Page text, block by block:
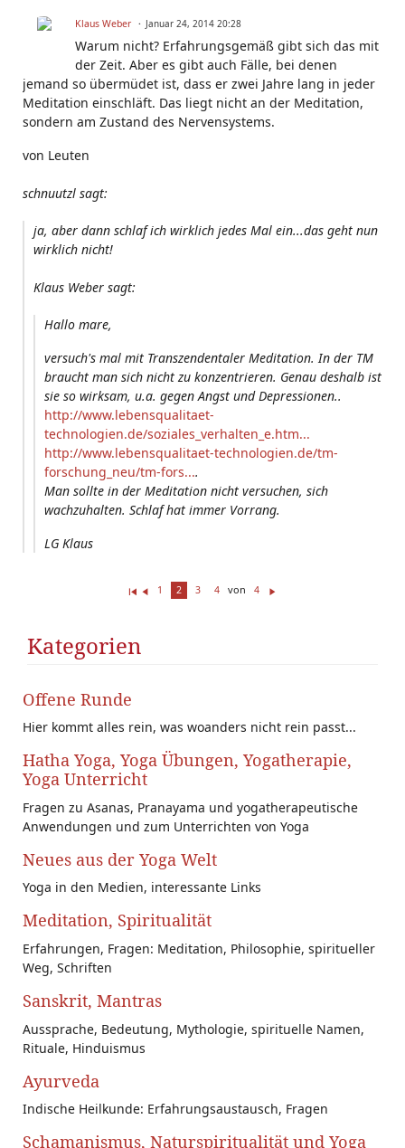
Klaus Weber Januar 24, 2014 20:28
Warum nicht? Erfahrungsgemäß gibt sich das mit
der Zeit. Aber es gibt auch Fälle, bei denen
jemand so übermüdet ist, dass er zwei Jahre lang in jeder
Meditation einschläft. Das liegt nicht an der Meditation,
sondern am Zustand des Nervensystems.
von Leuten
schnuutzl sagt:
ja, aber dann schlaf ich wirklich jedes Mal ein...das geht nun
wirklich nicht!
Klaus Weber sagt:
Hallo mare,
versuch's mal mit Transzendentaler Meditation. In der TM
braucht man sich nicht zu konzentrieren. Genau deshalb ist
sie so wirksam, u.a. gegen Angst und Depressionen..
http://www.lebensqualitaet-
technologien.de/soziales_verhalten_e.htm...
http://www.lebensqualitaet-technologien.de/tm-
forschung_neu/tm-fors....
Man sollte in der Meditation nicht versuchen, sich
wachzuhalten. Schlaf hat immer Vorrang.
LG Klaus
r/ ck
1 2 3 4 von 4
Kategorien
Offene Runde
Hier kommt alles rein, was woanders nicht rein passt...
Hatha Yoga, Yoga Übungen, Yogatherapie,
Yoga Unterricht
Fragen zu Asanas, Pranayama und yogatherapeutische
Anwendungen und zum Unterrichten von Yoga
Neues aus der Yoga Welt
Yoga in den Medien, interessante Links
Meditation, Spiritualität
Erfahrungen, Fragen: Meditation, Philosophie, spiritueller
Weg, Schriften
Sanskrit, Mantras
Aussprache, Bedeutung, Mythologie, spirituelle Namen,
Rituale, Hinduismus
Ayurveda
Indische Heilkunde: Erfahrungsaustausch, Fragen
Schamanismus, Naturspiritualität und Yoga